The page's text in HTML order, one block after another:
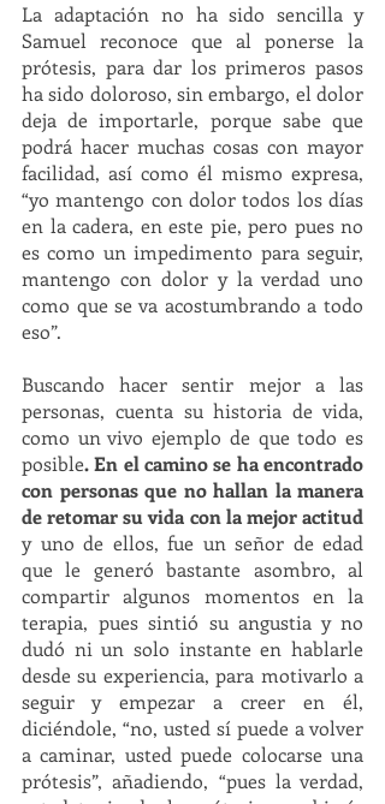
La adaptación no ha sido sencilla y
Samuel reconoce que al ponerse la
prótesis, para dar los primeros pasos
ha sido doloroso, sin embargo, el dolor
deja de importarle, porque sabe que
podrá hacer muchas cosas con mayor
facilidad, así como él mismo expresa,
“yo mantengo con dolor todos los días
en la cadera, en este pie, pero pues no
es como un impedimento para seguir,
mantengo con dolor y la verdad uno
como que se va acostumbrando a todo
eso”.
Buscando hacer sentir mejor a las
personas, cuenta su historia de vida,
como un vivo ejemplo de que todo es
posible. En el camino se ha encontrado
con personas que no hallan la manera
de retomar su vida con la mejor actitud
y uno de ellos, fue un señor de edad
que le generó bastante asombro, al
compartir algunos momentos en la
terapia, pues sintió su angustia y no
dudó ni un solo instante en hablarle
desde su experiencia, para motivarlo a
seguir y empezar a creer en él,
diciéndole, “no, usted sí puede a volver
a caminar, usted puede colocarse una
prótesis”, añadiendo, “pues la verdad,